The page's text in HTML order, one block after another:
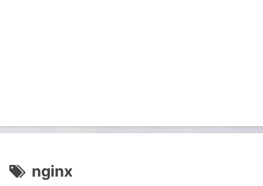
nginx